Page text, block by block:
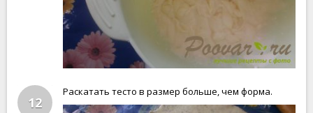
12
Раскатать тесто в размер больше, чем форма.